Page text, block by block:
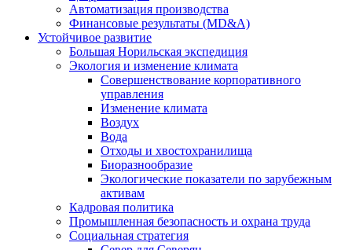
Автоматизация производства
Финансовые результаты (MD&A)
Устойчивое развитие
Большая Норильская экспедиция
Экология и изменение климата
Совершенствование корпоративного
управления
Изменение климата
Воздух
Вода
Отходы и хвостохранилища
Биоразнообразие
Экологические показатели по зарубежным
активам
Кадровая политика
Промышленная безопасность и охрана труда
Социальная стратегия